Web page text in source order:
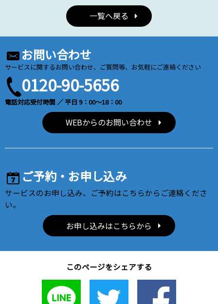
一覧へ戻る
お問い合わせ
サービスに関するお問い合わせ、ご質問等、お気軽にご連絡ください
0120-90-5656
電話対応受付時間 ／ 平日 9：00～18：00
WEBからのお問い合わせ
ご予約・お申し込み
サービスのお申し込み、ご予約はこちらからご連絡くださ
い。
お申し込みはこちらから
このページをシェアする